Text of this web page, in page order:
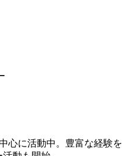
心に活動中。豊富な経験を